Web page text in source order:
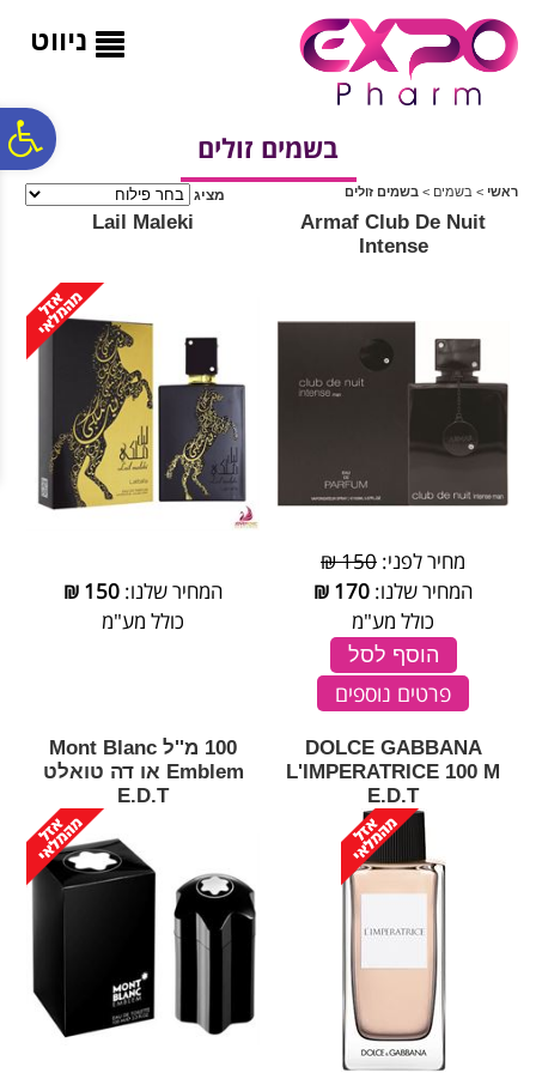
ניווט
בשמים זולים
ראשי > בשמים > בשמים זולים מציג
Armaf Club De Nuit
Intense
מחיר לפני: 150 ₪
המחיר שלנו: 170
₪
כולל מע"מ
הוסף לסל
פרטים נוספים
Lail Maleki
המחיר שלנו: 150
₪
כולל מע"מ
DOLCE GABBANA
L'IMPERATRICE 100 M
E.D.T
100 מ''ל Mont Blanc
Emblem או דה טואלט
E.D.T